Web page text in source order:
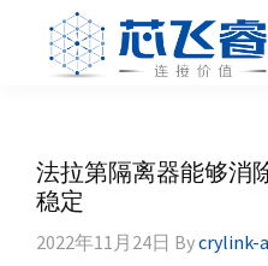
primary
primary
晶
体，
非
线
法拉第隔离器能够消
稳定
2022年11月24日 Bycrylink-